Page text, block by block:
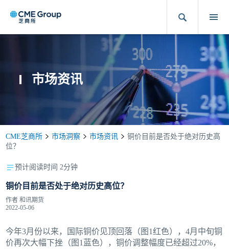
市场资讯
CME芝商所 市场洞察 市场资讯
铜价目前是否处于绝对历史高
位？
预计阅读时间 2分钟
铜价目前是否处于绝对历史高位？
作者和讯期货
2022-05-06
今年3月份以来，国际铜价见顶回落（图1红色），4月中旬铜
价再次大幅下挫（图1蓝色），铜价调整幅度已经超过20%，